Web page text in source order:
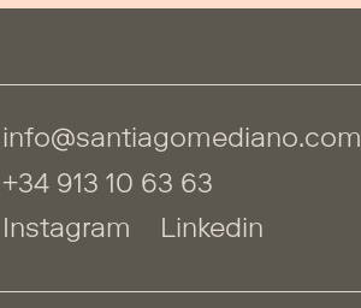
info@santiagomediano.com
+34 913 10 63 63
Instagram
Linkedin